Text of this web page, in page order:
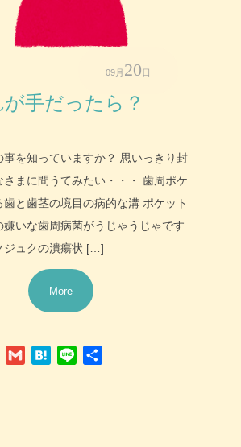
09月 20 日
手だったら？
事を知っていますか？ 思いっきり封
さまに問うてみたい・・・ 歯周ポケ
歯と歯茎の境目の病的な溝 ポケット
嫌いな歯周病菌がうじゃうじゃです
ジュクの潰瘍状 […]
More
Email Gmail Hatena
Line